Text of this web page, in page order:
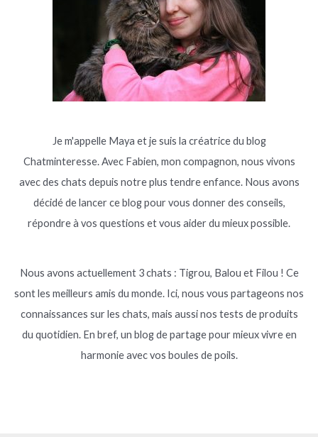
Je m'appelle Maya et je suis la créatrice du blog
Chatminteresse. Avec Fabien, mon compagnon, nous vivons
avec des chats depuis notre plus tendre enfance. Nous avons
décidé de lancer ce blog pour vous donner des conseils,
répondre à vos questions et vous aider du mieux possible.
Nous avons actuellement 3 chats : Tigrou, Balou et Filou ! Ce
sont les meilleurs amis du monde. Ici, nous vous partageons nos
connaissances sur les chats, mais aussi nos tests de produits
du quotidien. En bref, un blog de partage pour mieux vivre en
harmonie avec vos boules de poils.